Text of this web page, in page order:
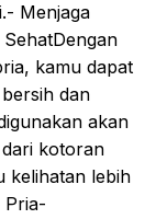
Menjaga
kamu dapat
dan
akan
kotoran
kelihatan lebih
Pria-